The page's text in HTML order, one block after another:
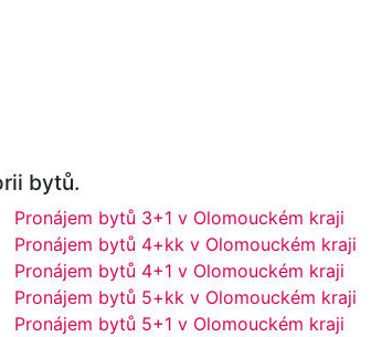
bytů.
Pronájem bytů 3+1 v Olomouckém kraji
Pronájem bytů 4+kk v Olomouckém kraji
Pronájem bytů 4+1 v Olomouckém kraji
Pronájem bytů 5+kk v Olomouckém kraji
Pronájem bytů 5+1 v Olomouckém kraji